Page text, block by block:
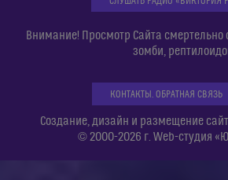
Внимание! Просмотр Сайта смертельно
зомби,
КОНТАКТЫ. ОБРАТНАЯ СВЯЗЬ
Создание, дизайн и размещение
© 2000-2026 г. Web-студия